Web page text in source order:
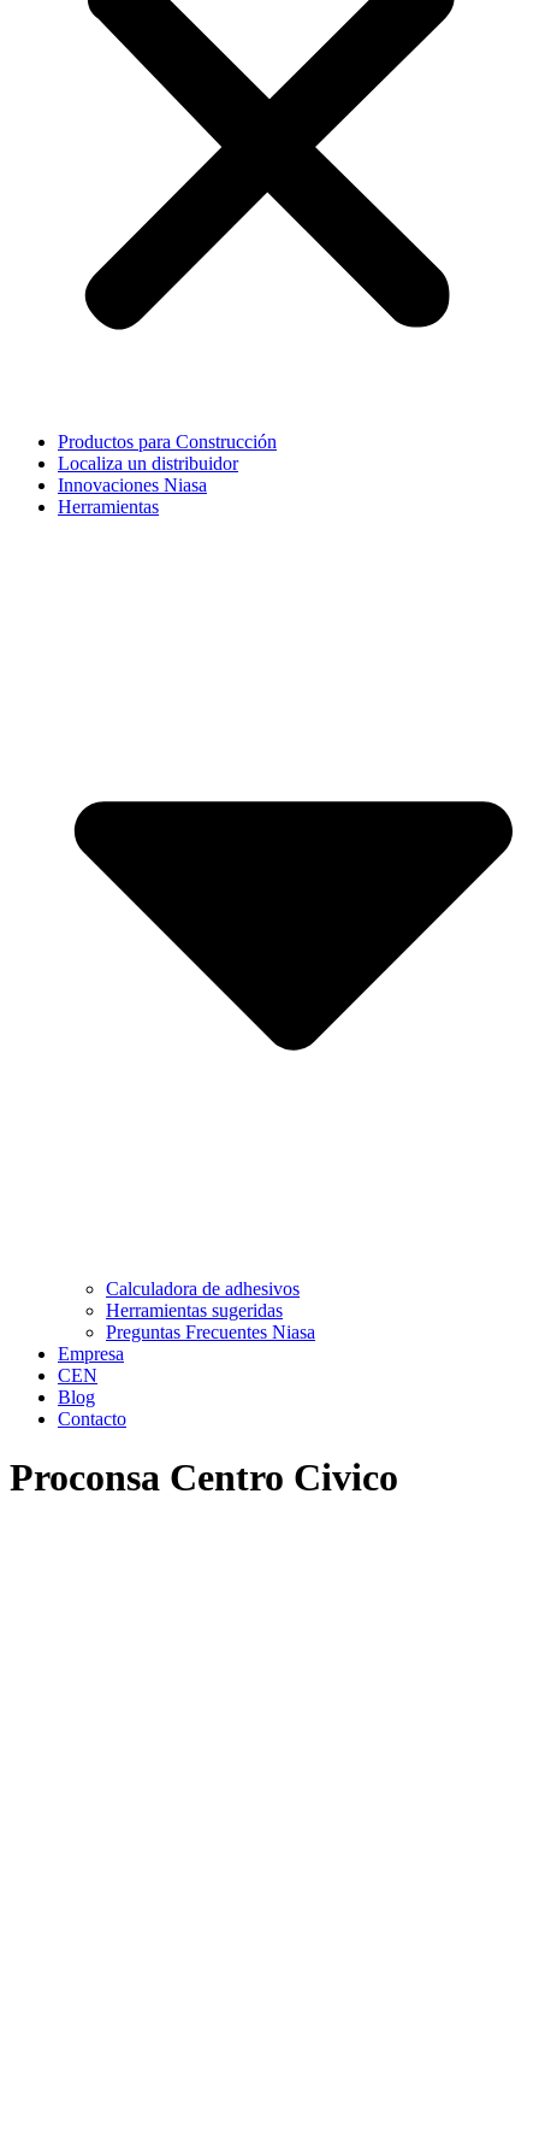
Productos para Construcción
Localiza un distribuidor
Innovaciones Niasa
Herramientas
Calculadora de adhesivos
Herramientas sugeridas
Preguntas Frecuentes Niasa
Empresa
CEN
Blog
Contacto
Proconsa Centro Civico